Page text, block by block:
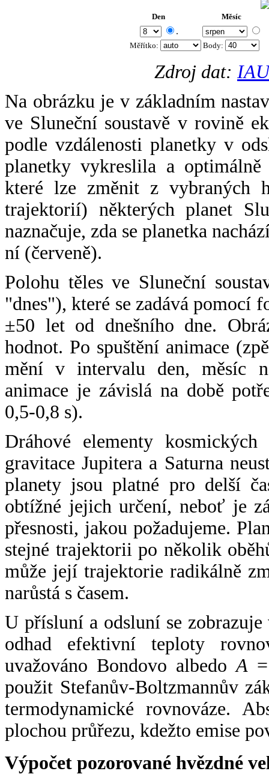
Den Měsíc
.
Měřítko: Body:
Zdroj dat:
Na obrázku je v základním
ve Sluneční soustavě v rovině
podle vzdálenosti planetky v
planetky vykreslila a
které lze změnit z vybraných
trajektorií) některých planet
naznačuje, zda se planetka
ní (červeně).
Polohu těles ve Sluneční
"dnes"), které se zadává pomocí
±50 let od dnešního dne.
hodnot. Po spuštění animace
mění v intervalu den, měsíc
animace je závislá na době
0,5-0,8 s).
Dráhové elementy
gravitace Jupitera a Saturna
planety jsou platné pro delší
obtížné jejich určení, neboť je
přesnosti, jakou požadujeme.
stejné trajektorii po několik
může její trajektorie radikálně
narůstá s časem.
U přísluní a odsluní se
odhad efektivní teploty
uvažováno Bondovo albedoA
použit Stefanův-Boltzmannův
termodynamické rovnováze.
plochou průřezu, kdežto emise
Výpočet pozorované hvězdné